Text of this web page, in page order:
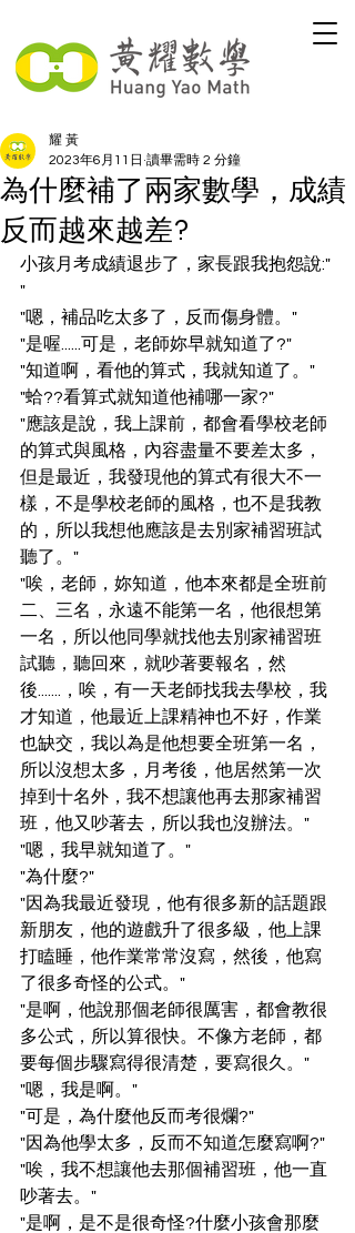
為什麼補了兩家數學，成績
反而越來越差?
耀 黃
2023年6月11日 讀畢需時 2 分鐘
小孩月考成績退步了，家長跟我抱怨說:"
"
"嗯，補品吃太多了，反而傷身體。"
"是喔......可是，老師妳早就知道了?"
"知道啊，看他的算式，我就知道了。"
"蛤??看算式就知道他補哪一家?"
"應該是說，我上課前，都會看學校老師
的算式與風格，內容盡量不要差太多，
但是最近，我發現他的算式有很大不一
樣，不是學校老師的風格，也不是我教
的，所以我想他應該是去別家補習班試
聽了。"
"唉，老師，妳知道，他本來都是全班前
二、三名，永遠不能第一名，他很想第
一名，所以他同學就找他去別家補習班
試聽，聽回來，就吵著要報名，然
後.......，唉，有一天老師找我去學校，我
才知道，他最近上課精神也不好，作業
也缺交，我以為是他想要全班第一名，
所以沒想太多，月考後，他居然第一次
掉到十名外，我不想讓他再去那家補習
班，他又吵著去，所以我也沒辦法。"
"嗯，我早就知道了。"
"為什麼?"
"因為我最近發現，他有很多新的話題跟
新朋友，他的遊戲升了很多級，他上課
打瞌睡，他作業常常沒寫，然後，他寫
了很多奇怪的公式。"
"是啊，他說那個老師很厲害，都會教很
多公式，所以算很快。不像方老師，都
要每個步驟寫得很清楚，要寫很久。"
"嗯，我是啊。"
"可是，為什麼他反而考很爛?"
"因為他學太多，反而不知道怎麼寫啊?"
"唉，我不想讓他去那個補習班，他一直
吵著去。"
"是啊，是不是很奇怪?什麼小孩會那麼